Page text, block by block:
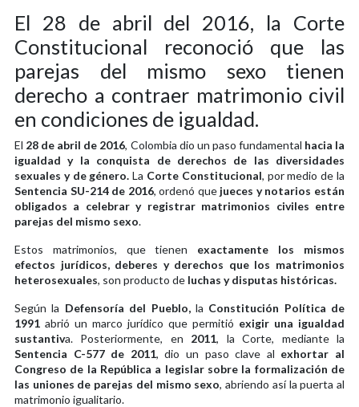
El 28 de abril del 2016, la Corte
Constitucional reconoció que las
parejas del mismo sexo tienen
derecho a contraer matrimonio civil
en condiciones de igualdad.
El 28 de abril de 2016, Colombia dio un paso fundamental hacia la
igualdad y la conquista de derechos de las diversidades
sexuales y de género. La Corte Constitucional, por medio de la
Sentencia SU-214 de 2016, ordenó que jueces y notarios están
obligados a celebrar y registrar matrimonios civiles entre
parejas del mismo sexo.
Estos matrimonios, que tienen exactamente los mismos
efectos jurídicos, deberes y derechos que los matrimonios
heterosexuales, son producto de luchas y disputas históricas.
Según la Defensoría del Pueblo,la Constitución Política de
1991 abrió un marco jurídico que permitió exigir una igualdad
sustantiva. Posteriormente, en 2011, la Corte, mediante la
Sentencia C-577 de 2011, dio un paso clave al exhortar al
Congreso de la República a legislar sobre la formalización de
las uniones de parejas del mismo sexo, abriendo así la puerta al
matrimonio igualitario.